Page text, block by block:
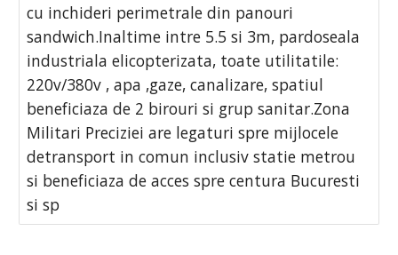
cu inchideri perimetrale din panouri
sandwich.Inaltime intre 5.5 si 3m, pardoseala
industriala elicopterizata, toate utilitatile:
220v/380v , apa ,gaze, canalizare, spatiul
beneficiaza de 2 birouri si grup sanitar.Zona
Militari Preciziei are legaturi spre mijlocele
detransport in comun inclusiv statie metrou
si beneficiaza de acces spre centura Bucuresti
si sp